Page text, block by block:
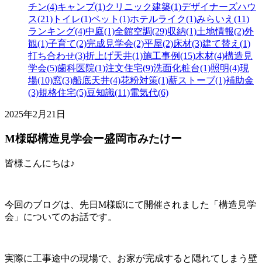
チン(4)キャンプ(1)クリニック建築(1)デザイナーズハウ
ス(21) トイレ(1)ペット(1)ホテルライク(1)みらいえ(11)
ランキング(4)中庭(1)全館空調(29)収納(1)土地情報(2)外
観(1)子育て(2)完成見学会(2)平屋(2)床材(3)建て替え(1)
打ち合わせ(3)折上げ天井(1)施工事例(15)木材(4)構造見
学会(5)歯科医院(1)注文住宅(9)洗面化粧台(1)照明(4)現
場(10)窓(3)船底天井(4)花粉対策(1)薪ストーブ(1)補助金
(3)規格住宅(5)豆知識(11)電気代(6)
2025年2月21日
M様邸構造見学会ー盛岡市みたけー
皆様こんにちは♪
今回のブログは、先日M様邸にて開催されました「構造見学
会」についてのお話です。
実際に工事途中の現場で、お家が完成すると隠れてしまう壁